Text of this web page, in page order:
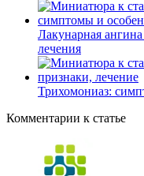
Лакунарная
лечения
Трихомониаз:
Комментарии к статье